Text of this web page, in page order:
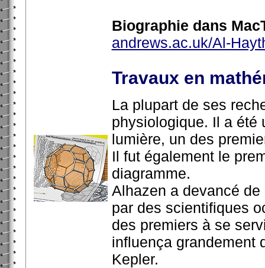
Biographie dans
andrews.ac.uk/Al-
Travaux en
La plupart de ses
physiologique. Il a été
lumière, un des
Il fut également le
diagramme.
Alhazen a devancé
par des scientifiques
des premiers à se
influença grandement
Kepler.